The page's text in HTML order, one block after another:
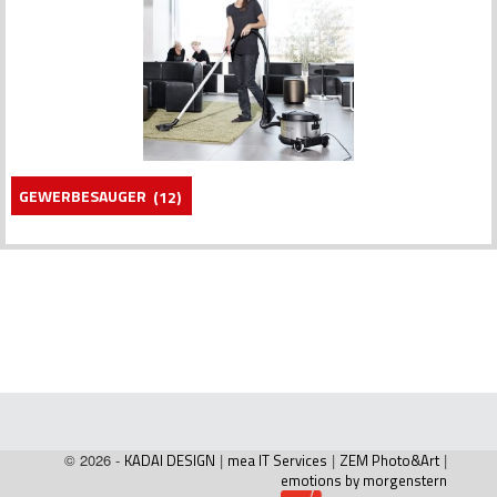
GEWERBESAUGER (12)
© 2026 - KADAI DESIGN | mea IT Services | ZEM Photo&Art |
emotions by morgenstern